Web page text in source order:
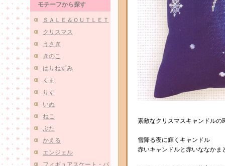
モチーフから探す
ＳＡＬＥ＆ＯＵＴＬＥＴ
クリスマス
うさぎ
きのこ
はりねずみ
くま
りす
いぬ
ねこ
ぶた
かえる
エンジェル
フィギュアスケート・バ
素敵なクリスマスキャンドル
雪降る夜に輝くキャンドル
赤いキャンドルと赤いななかま